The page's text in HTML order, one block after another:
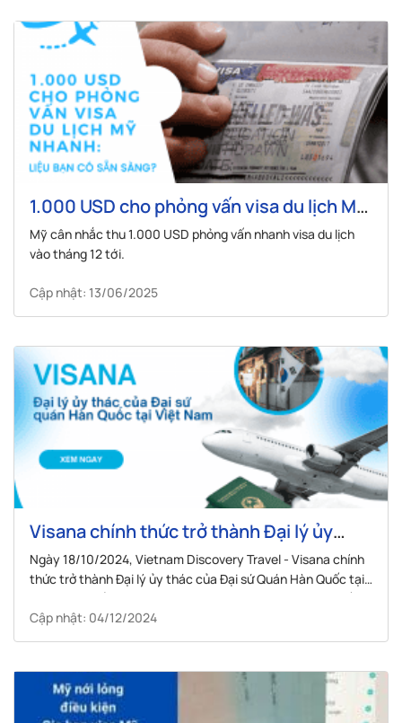
1.000 USD cho phỏng vấn visa du lịch Mỹ
nhanh: Liệu bạn có sẵn sàng?
Mỹ cân nhắc thu 1.000 USD phỏng vấn nhanh visa du lịch
vào tháng 12 tới.
Cập nhật: 13/06/2025
Visana chính thức trở thành Đại lý ủy
thác của Đại sứ quán Hàn Quốc tại Việt
Nam
Ngày 18/10/2024, Vietnam Discovery Travel - Visana chính
thức trở thành Đại lý ủy thác của Đại sứ Quán Hàn Quốc tại
Việt Nam. Điều này chính là bảo chứng mãnh mẽ cho chất
lượng và dịch vụ của Visana.
Cập nhật: 04/12/2024